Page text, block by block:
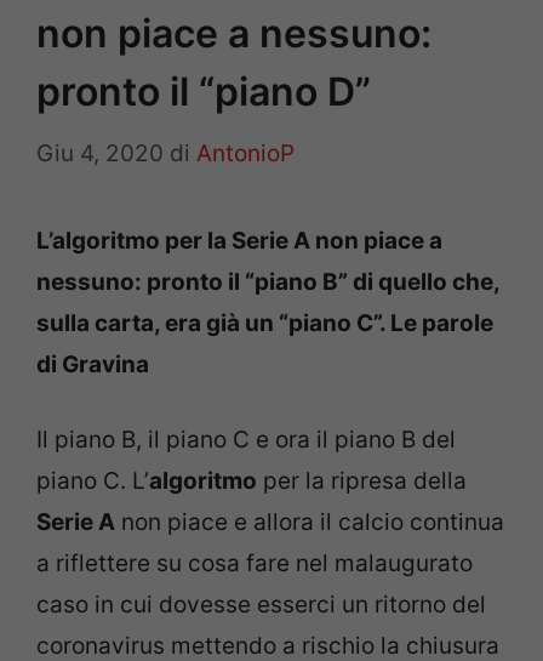
non piace a nessuno:
pronto il “piano D”
Giu 4, 2020 di AntonioP
L’algoritmo per la Serie A non piace a
nessuno: pronto il “piano B” di quello che,
sulla carta, era già un “piano C”. Le parole
di Gravina
Il piano B, il piano C e ora il piano B del
piano C. L’algoritmo per la ripresa della
Serie A non piace e allora il calcio continua
a riflettere su cosa fare nel malaugurato
caso in cui dovesse esserci un ritorno del
coronavirus mettendo a rischio la chiusura